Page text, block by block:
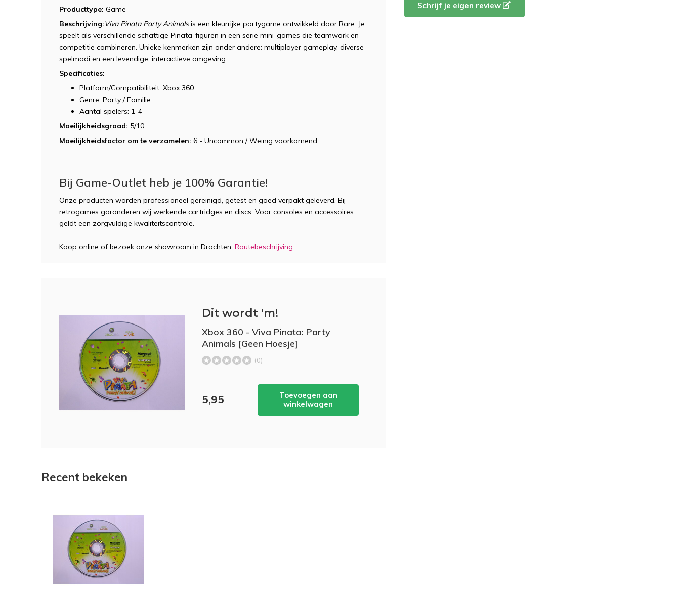
Producttype: Game
Beschrijving:Viva Pinata Party Animalsis een kleurrijke partygame ontwikkeld door Rare. Je
speelt als verschillende schattige Pinata-figuren in een serie mini-games die teamwork en
competitie combineren. Unieke kenmerken zijn onder andere: multiplayer gameplay, diverse
spelmodi en een levendige, interactieve omgeving.
Specificaties:
Platform/Compatibiliteit: Xbox 360
Genre: Party / Familie
Aantal spelers: 1-4
Moeilijkheidsgraad: 5/10
Moeilijkheidsfactor om te verzamelen: 6 - Uncommon / Weinig voorkomend
Bij Game-Outlet heb je 100% Garantie!
Onze producten worden professioneel gereinigd, getest en goed verpakt geleverd. Bij
retrogames garanderen wij werkende cartridges en discs. Voor consoles en accessoires
geldt een zorgvuldige kwaliteitscontrole.
Koop online of bezoek onze showroom in Drachten. Routebeschrijving
Dit wordt 'm!
Xbox 360 - Viva Pinata: Party
Animals [Geen Hoesje]
(0)
5,95
Toevoegen aan
winkelwagen
Schrijf je eigen review
Recent bekeken